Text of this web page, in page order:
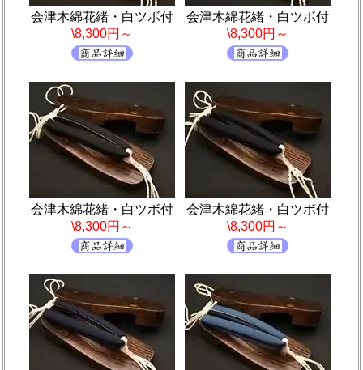
会津木綿花緒・白ツボ付
\8,300円～
会津木綿花緒・白ツボ付
\8,300円～
会津木綿花緒・白ツボ付
\8,300円～
会津木綿花緒・白ツボ付
\8,300円～